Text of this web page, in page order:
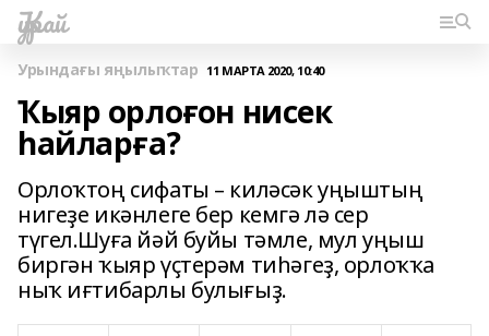
Ҡурай
Урындағы яңылыҡтар 11 МАРТА 2020, 10:40
Ҡыяр орлоғон нисек
һайларға?
Орлоҡтоң сифаты – киләсәк уңыштың
нигеҙе икәнлеге бер кемгә лә сер
түгел.Шуға йәй буйы тәмле, мул уңыш
биргән ҡыяр үҫтерәм тиһәгеҙ, орлоҡҡа
ныҡ иғтибарлы булығыҙ.